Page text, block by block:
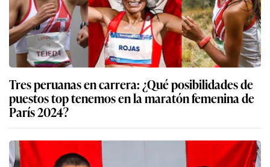
Tres peruanas en carrera: ¿Qué posibilidades de
puestos top tenemos en la maratón femenina de
París 2024?